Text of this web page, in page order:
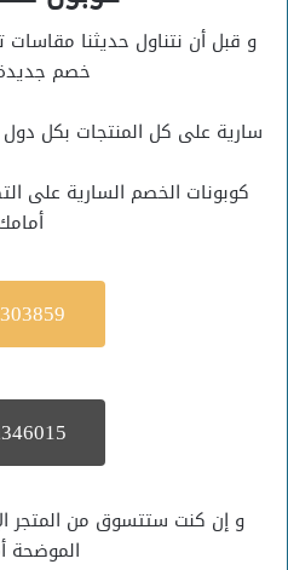
و قبل أن نتناول حديثنا
خصم
سارية على كل المنتجات بكل دول
كوبونات الخصم السارية على
و إن كنت ستتسوق من المتجر
الموضحة